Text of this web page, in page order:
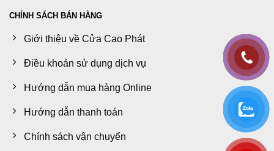
CHÍNH SÁCH BÁN HÀNG
Giới thiệu về Cửa Cao Phát
Điều khoản sử dụng dịch vụ
Hướng dẫn mua hàng Online
Hướng dẫn thanh toán
Chính sách vận chuyển